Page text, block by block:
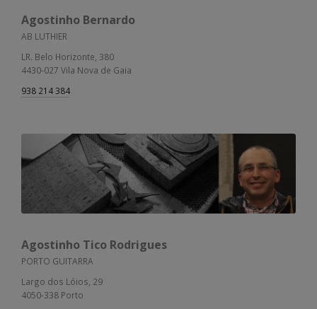
Agostinho Bernardo
AB LUTHIER
LR. Belo Horizonte, 380
4430-027 Vila Nova de Gaia
938 214 384
Agostinho Tico Rodrigues
PORTO GUITARRA
Largo dos Lóios, 29
4050-338 Porto